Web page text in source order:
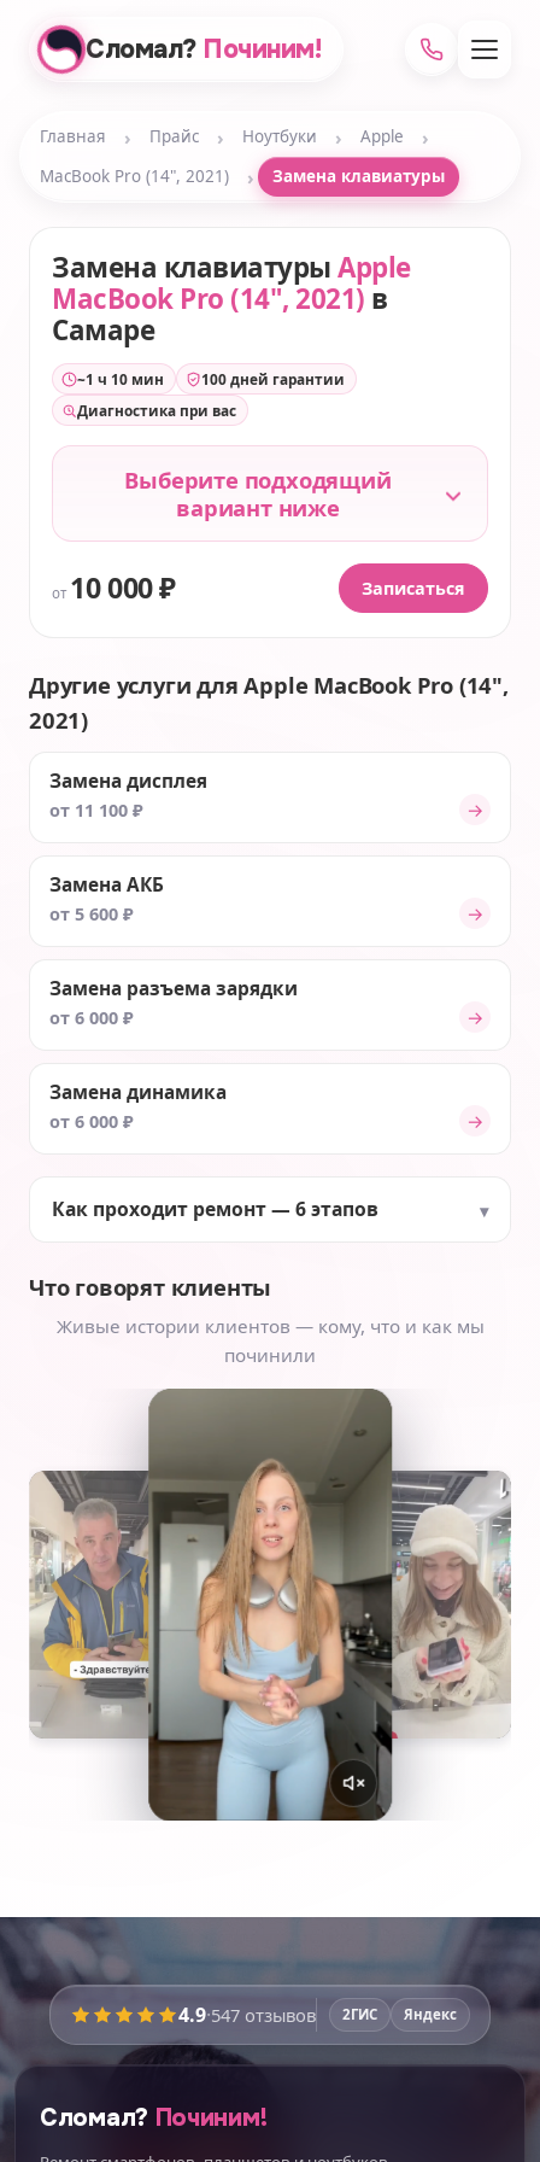
Сломал? Починим!
Главная › Прайс › Ноутбуки › Apple ›
MacBook Pro (14", 2021) › Замена клавиатуры
Замена клавиатурыApple
MacBook Pro (14", 2021) в
Самаре
~1 ч 10 мин
100 дней гарантии
Диагностика при вас
Выберите подходящий
вариант ниже
от 10 000 ₽ Записаться
Другие услуги для Apple MacBook Pro (14",
2021)
Замена дисплея
от 11 100 ₽ →
Замена АКБ
от 5 600 ₽ →
Замена разъема зарядки
от 6 000 ₽ →
Замена динамика
от 6 000 ₽ →
Как проходит ремонт — 6 этапов
Что говорят клиенты
Живые истории клиентов — кому, что и как мы
починили
4.9·547 отзывов 2ГИС Яндекс
Сломал? Починим!